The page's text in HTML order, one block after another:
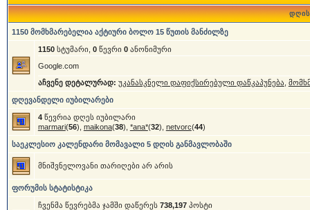
დღის
1150 მომხმარებელია აქტიური ბოლო 15 წუთის მანძილზე
1150სტუმარი, 0წევრი 0ანონიმური
Google.com
აჩვენე დეტალურად: უკანასკნელი დაფიქსირებული დაწკაპუნება
დღევანდელი იუბილარები
4წევრია დღეს იუბილარი
marmari(56), maikona(38), *ana*(32), netvorc(44)
საეკლესიო კალენდარი მომავალი 5 დღის განმავლობაში
მნიშვნელოვანი თარიღები არ არის
ფორუმის სტატისტიკა
ჩვენმა წევრებმა ჯამში დაწერეს 738,197პოსტი